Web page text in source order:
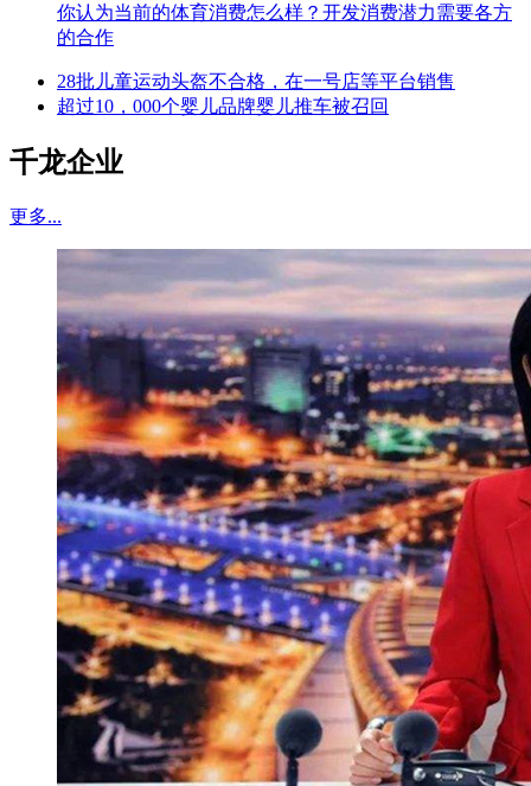
你认为当前的体育消费怎么样？开发消费潜力需要各方
的合作
28批儿童运动头盔不合格，在一号店等平台销售
超过10，000个婴儿品牌婴儿推车被召回
千龙企业
更多...